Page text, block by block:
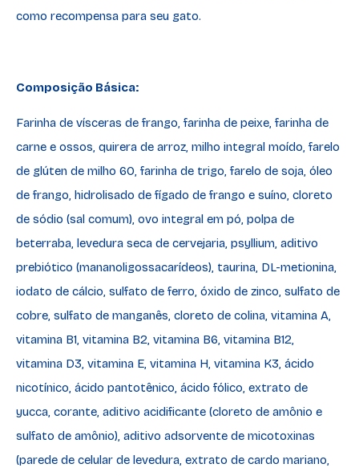
como recompensa para seu gato.
Composição Básica:
Farinha de vísceras de frango, farinha de peixe, farinha de
carne e ossos, quirera de arroz, milho integral moído, farelo
de glúten de milho 60, farinha de trigo, farelo de soja, óleo
de frango, hidrolisado de fígado de frango e suíno, cloreto
de sódio (sal comum), ovo integral em pó, polpa de
beterraba, levedura seca de cervejaria, psyllium, aditivo
prebiótico (mananoligossacarídeos), taurina, DL-metionina,
iodato de cálcio, sulfato de ferro, óxido de zinco, sulfato de
cobre, sulfato de manganês, cloreto de colina, vitamina A,
vitamina B1, vitamina B2, vitamina B6, vitamina B12,
vitamina D3, vitamina E, vitamina H, vitamina K3, ácido
nicotínico, ácido pantotênico, ácido fólico, extrato de
yucca, corante, aditivo acidificante (cloreto de amônio e
sulfato de amônio), aditivo adsorvente de micotoxinas
(parede de celular de levedura, extrato de cardo mariano,